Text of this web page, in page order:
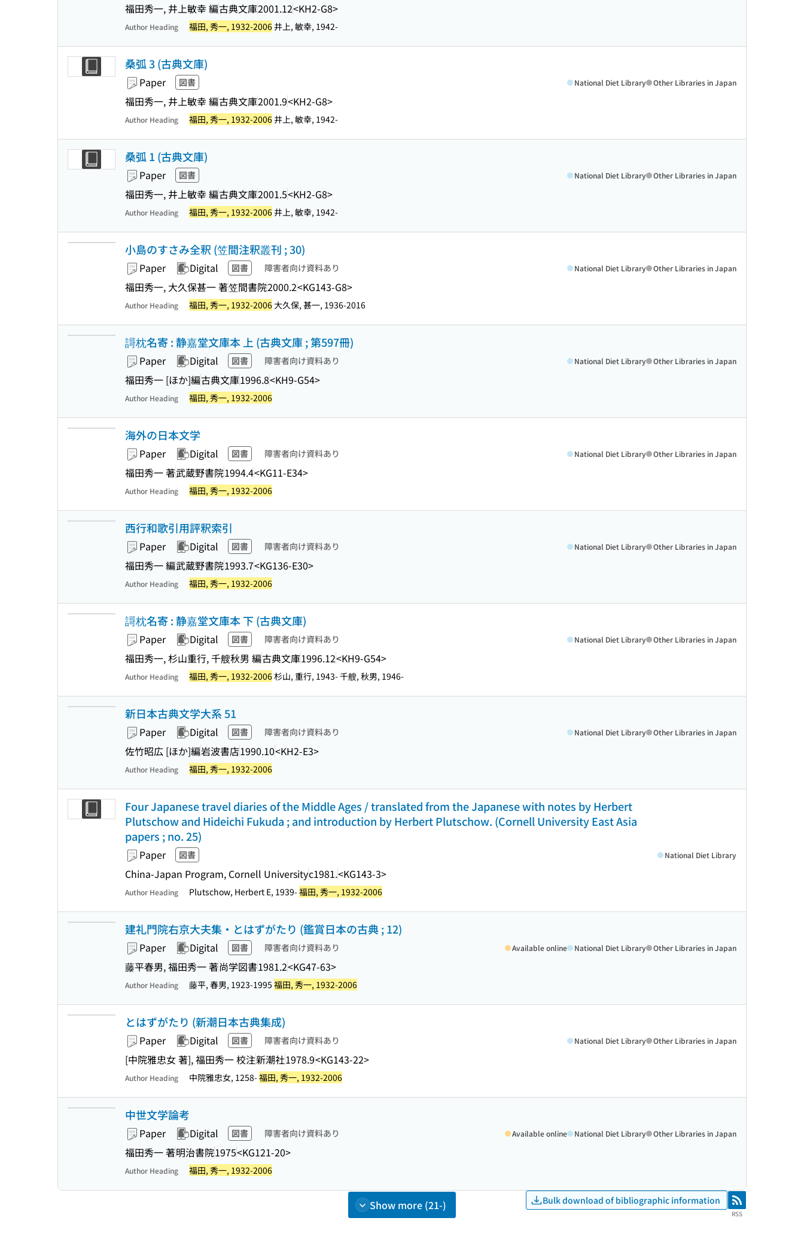
福田秀一, 井上敏幸 編古典文庫2001.12<KH2-G8>
Author Heading 福田, 秀一, 1932-2006 井上, 敏幸, 1942-
桑弧 3 (古典文庫)
Paper 図書
福田秀一, 井上敏幸 編古典文庫2001.9<KH2-G8>
National Diet Library Other Libraries in Japan
Author Heading 福田, 秀一, 1932-2006 井上, 敏幸, 1942-
桑弧 1 (古典文庫)
Paper 図書
福田秀一, 井上敏幸 編古典文庫2001.5<KH2-G8>
National Diet Library Other Libraries in Japan
Author Heading 福田, 秀一, 1932-2006 井上, 敏幸, 1942-
小島のすさみ全釈 (笠間注釈叢刊 ; 30)
Paper Digital 図書 障害者向け資料あり
福田秀一, 大久保甚一 著笠間書院2000.2<KG143-G8>
National Diet Library Other Libraries in Japan
Author Heading 福田, 秀一, 1932-2006 大久保, 甚一, 1936-2016
謌枕名寄 : 静嘉堂文庫本 上 (古典文庫 ; 第597冊)
Paper Digital 図書 障害者向け資料あり
福田秀一 [ほか]編古典文庫1996.8<KH9-G54>
National Diet Library Other Libraries in Japan
Author Heading 福田, 秀一, 1932-2006
海外の日本文学
Paper Digital 図書 障害者向け資料あり
福田秀一 著武蔵野書院1994.4<KG11-E34>
National Diet Library Other Libraries in Japan
Author Heading 福田, 秀一, 1932-2006
西行和歌引用評釈索引
Paper Digital 図書 障害者向け資料あり
福田秀一 編武蔵野書院1993.7<KG136-E30>
National Diet Library Other Libraries in Japan
Author Heading 福田, 秀一, 1932-2006
謌枕名寄 : 静嘉堂文庫本 下 (古典文庫)
Paper Digital 図書 障害者向け資料あり
福田秀一, 杉山重行, 千艘秋男 編古典文庫1996.12<KH9-G54>
National Diet Library Other Libraries in Japan
Author Heading 福田, 秀一, 1932-2006杉山, 重行, 1943- 千艘, 秋男, 1946-
新日本古典文学大系 51
Paper Digital 図書 障害者向け資料あり
佐竹昭広 [ほか]編岩波書店1990.10<KH2-E3>
National Diet Library Other Libraries in Japan
Author Heading 福田, 秀一, 1932-2006
Four Japanese travel diaries of the Middle Ages / translated from the Japanese with notes by Herbert
Plutschow and Hideichi Fukuda ; and introduction by Herbert Plutschow. (Cornell University East Asia
papers ; no. 25)
Paper 図書
China-Japan Program, Cornell Universityc1981.<KG143-3>
National Diet Library
Author Heading Plutschow, Herbert E, 1939-福田, 秀一, 1932-2006
建礼門院右京大夫集・とはずがたり (鑑賞日本の古典 ; 12)
Paper Digital 図書 障害者向け資料あり
藤平春男, 福田秀一 著尚学図書1981.2<KG47-63>
Available online National Diet Library Other Libraries in Japan
Author Heading 藤平, 春男, 1923-1995 福田, 秀一, 1932-2006
とはずがたり (新潮日本古典集成)
Paper Digital 図書 障害者向け資料あり
[中院雅忠女 著], 福田秀一 校注新潮社1978.9<KG143-22>
National Diet Library Other Libraries in Japan
Author Heading 中院雅忠女, 1258-福田, 秀一, 1932-2006
中世文学論考
Paper Digital 図書 障害者向け資料あり
福田秀一 著明治書院1975<KG121-20>
Available online National Diet Library Other Libraries in Japan
Author Heading 福田, 秀一, 1932-2006
Show more (21-) Bulk download of bibliographic information RSS
RSS